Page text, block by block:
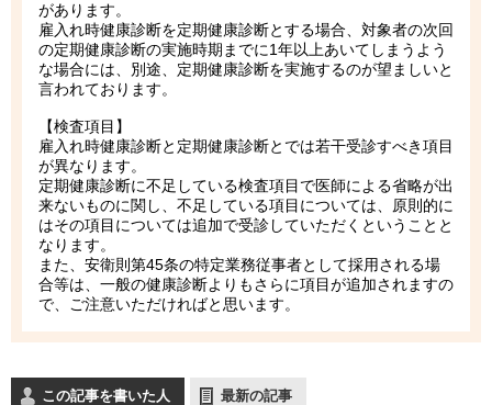
があります。
雇入れ時健康診断を定期健康診断とする場合、対象者の次回
の定期健康診断の実施時期までに1年以上あいてしまうよう
な場合には、別途、定期健康診断を実施するのが望ましいと
言われております。
【検査項目】
雇入れ時健康診断と定期健康診断とでは若干受診すべき項目
が異なります。
定期健康診断に不足している検査項目で医師による省略が出
来ないものに関し、不足している項目については、原則的に
はその項目については追加で受診していただくということと
なります。
また、安衛則第45条の特定業務従事者として採用される場
合等は、一般の健康診断よりもさらに項目が追加されますの
で、ご注意いただければと思います。
この記事を書いた人 最新の記事